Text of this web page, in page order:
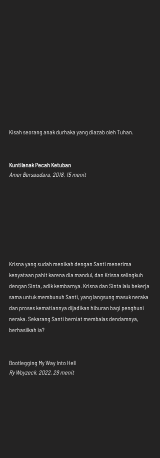
Kisah seorang anak durhaka yang diazab oleh Tuhan.
Kuntilanak Pecah Ketuban
Amer Bersaudara, 2018, 15 menit
Krisna yang sudah menikah dengan Santi menerima
kenyataan pahit karena dia mandul, dan Krisna selingkuh
dengan Sinta, adik kembarnya. Krisna dan Sinta lalu bekerja
sama untuk membunuh Santi, yang langsung masuk neraka
dan proses kematiannya dijadikan hiburan bagi penghuni
neraka. Sekarang Santi berniat membalas dendamnya,
berhasilkah ia?
Bootlegging My Way Into Hell
Ry Woyzeck, 2022, 29 menit